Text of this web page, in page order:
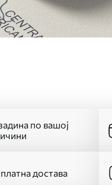
по вашој
достава